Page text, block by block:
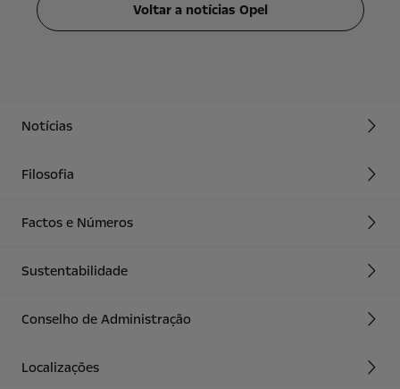
Voltar a notícias Opel
Notícias
Filosofia
Factos e Números
Sustentabilidade
Conselho de Administração
Localizações